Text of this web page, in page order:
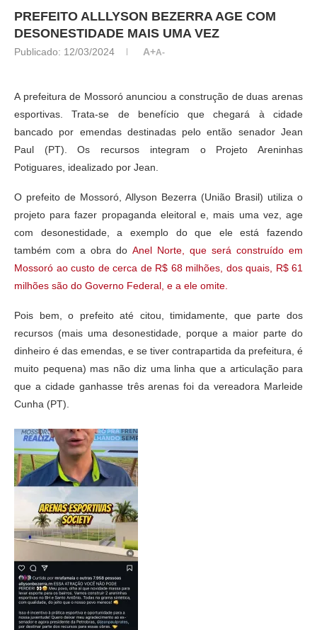
PREFEITO ALLLYSON BEZERRA AGE COM
DESONESTIDADE MAIS UMA VEZ
Publicado: 12/03/2024 A+A-
A prefeitura de Mossoró anunciou a construção de duas arenas
esportivas. Trata-se de benefício que chegará à cidade
bancado por emendas destinadas pelo então senador Jean
Paul (PT). Os recursos integram o Projeto Areninhas
Potiguares, idealizado por Jean.
O prefeito de Mossoró, Allyson Bezerra (União Brasil) utiliza o
projeto para fazer propaganda eleitoral e, mais uma vez, age
com desonestidade, a exemplo do que ele está fazendo
também com a obra do Anel Norte, que será construído em
Mossoró ao custo de cerca de R$ 68 milhões, dos quais, R$ 61
milhões são do Governo Federal, e a ele omite.
Pois bem, o prefeito até citou, timidamente, que parte dos
recursos (mais uma desonestidade, porque a maior parte do
dinheiro é das emendas, e se tiver contrapartida da prefeitura, é
muito pequena) mas não diz uma linha que a articulação para
que a cidade ganhasse três arenas foi da vereadora Marleide
Cunha (PT).